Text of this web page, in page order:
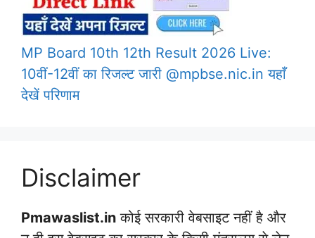
MP Board 10th 12th Result 2026 Live:
10वीं-12वीं का रिजल्ट जारी @mpbse.nic.in यहाँ
देखें परिणाम
Disclaimer
Pmawaslist.in कोई सरकारी वेबसाइट नहीं है और